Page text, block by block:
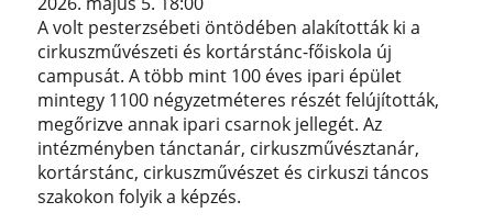
A volt pesterzsébeti öntödében alakították ki a
cirkuszművészeti és kortárstánc-főiskola új
campusát. A több mint 100 éves ipari épület
mintegy 1100 négyzetméteres részét felújították,
megőrizve annak ipari csarnok jellegét. Az
intézményben tánctanár, cirkuszművésztanár,
kortárstánc, cirkuszművészet és cirkuszi táncos
szakokon folyik a képzés.